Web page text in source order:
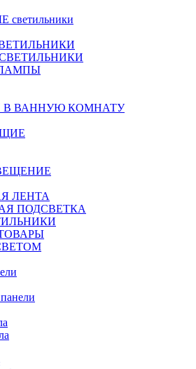
В ВАННУЮ КОМНАТУ
ЛЕНТА
ПОДСВЕТКА